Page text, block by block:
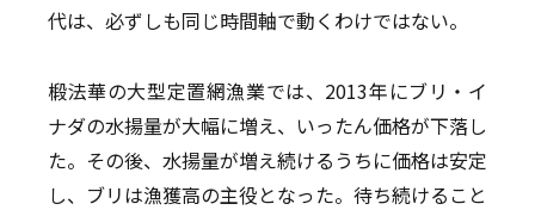
代は、必ずしも同じ時間軸で動くわけではない。
椴法華の大型定置網漁業では、2013年にブリ・イ
ナダの水揚量が大幅に増え、いったん価格が下落し
た。その後、水揚量が増え続けるうちに価格は安定
し、ブリは漁獲高の主役となった。待ち続けること